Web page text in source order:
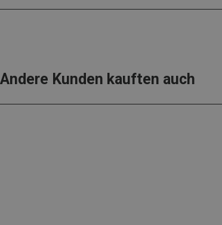
Andere Kunden kauften auch